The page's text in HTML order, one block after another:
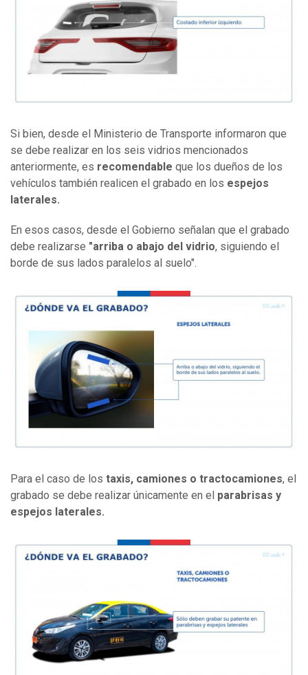
Si bien, desde el Ministerio de Transporte informaron que
se debe realizar en los seis vidrios mencionados
anteriormente, es recomendable que los dueños de los
vehículos también realicen el grabado en los espejos
laterales.
En esos casos, desde el Gobierno señalan que el grabado
debe realizarse "arriba o abajo del vidrio, siguiendo el
borde de sus lados paralelos al suelo".
Para el caso de los taxis, camiones o tractocamiones, el
grabado se debe realizar únicamente en el parabrisas y
espejos laterales.